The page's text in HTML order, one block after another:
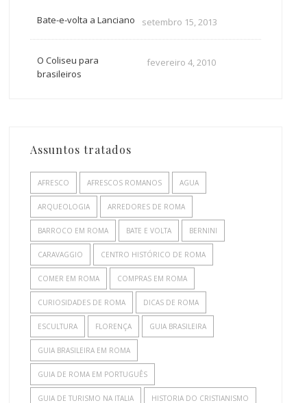
Bate-e-volta a Lanciano setembro 15, 2013
O Coliseu para
brasileiros
fevereiro 4, 2010
Assuntos tratados
AFRESCO AFRESCOS ROMANOS AGUA
ARQUEOLOGIA ARREDORES DE ROMA
BARROCO EM ROMA BATE E VOLTA BERNINI
CARAVAGGIO CENTRO HISTÓRICO DE ROMA
COMER EM ROMA COMPRAS EM ROMA
CURIOSIDADES DE ROMA DICAS DE ROMA
ESCULTURA FLORENÇA GUIA BRASILEIRA
GUIA BRASILEIRA EM ROMA
GUIA DE ROMA EM PORTUGUÊS
GUIA DE TURISMO NA ITALIA HISTORIA DO CRISTIANISMO